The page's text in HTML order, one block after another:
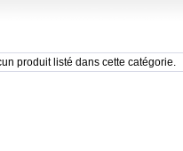
produit listé dans cette catégorie.